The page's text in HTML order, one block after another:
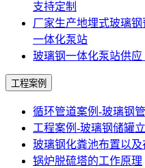
支持定制
厂家生产地埋式玻璃
一体化泵站
玻璃钢一体化泵站供
工程案例
循环管道案例-玻璃钢
工程案例-玻璃钢储罐
玻璃钢化粪池布置以及
锅炉脱硫塔的工作原理